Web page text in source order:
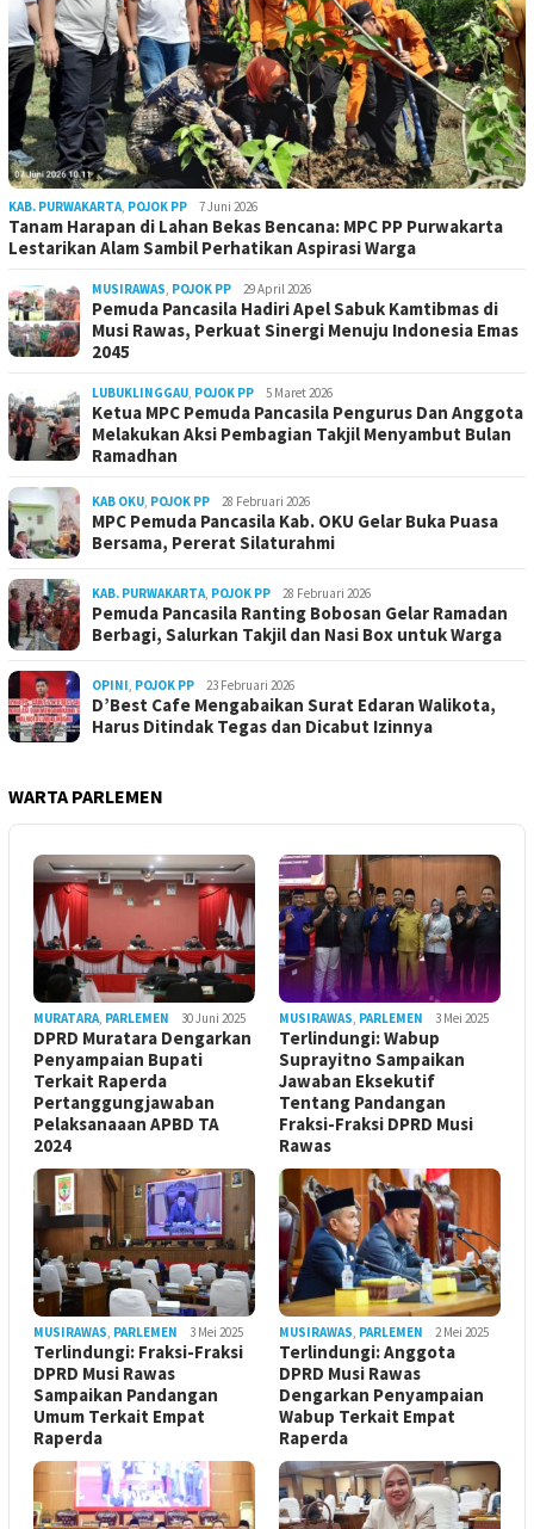
KAB. PURWAKARTA, POJOK PP 7 Juni 2026
Tanam Harapan di Lahan Bekas Bencana: MPC PP Purwakarta
Lestarikan Alam Sambil Perhatikan Aspirasi Warga
MUSIRAWAS, POJOK PP 29 April 2026
Pemuda Pancasila Hadiri Apel Sabuk Kamtibmas di
Musi Rawas, Perkuat Sinergi Menuju Indonesia Emas
2045
LUBUKLINGGAU, POJOK PP 5 Maret 2026
Ketua MPC Pemuda Pancasila Pengurus Dan Anggota
Melakukan Aksi Pembagian Takjil Menyambut Bulan
Ramadhan
KAB OKU, POJOK PP 28 Februari 2026
MPC Pemuda Pancasila Kab. OKU Gelar Buka Puasa
Bersama, Pererat Silaturahmi
KAB. PURWAKARTA, POJOK PP 28 Februari 2026
Pemuda Pancasila Ranting Bobosan Gelar Ramadan
Berbagi, Salurkan Takjil dan Nasi Box untuk Warga
OPINI, POJOK PP 23 Februari 2026
D’Best Cafe Mengabaikan Surat Edaran Walikota,
Harus Ditindak Tegas dan Dicabut Izinnya
WARTA PARLEMEN
MURATARA, PARLEMEN 30 Juni 2025
DPRD Muratara Dengarkan
Penyampaian Bupati
Terkait Raperda
Pertanggungjawaban
Pelaksanaaan APBD TA
2024
MUSIRAWAS, PARLEMEN 3 Mei 2025
Terlindungi: Wabup
Suprayitno Sampaikan
Jawaban Eksekutif
Tentang Pandangan
Fraksi-Fraksi DPRD Musi
Rawas
MUSIRAWAS, PARLEMEN 3 Mei 2025
Terlindungi: Fraksi-Fraksi
DPRD Musi Rawas
Sampaikan Pandangan
Umum Terkait Empat
Raperda
MUSIRAWAS, PARLEMEN 2 Mei 2025
Terlindungi: Anggota
DPRD Musi Rawas
Dengarkan Penyampaian
Wabup Terkait Empat
Raperda